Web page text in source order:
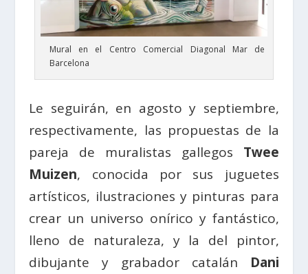
Mural en el Centro Comercial Diagonal Mar de
Barcelona
Le seguirán, en agosto y septiembre,
respectivamente, las propuestas de la
pareja de muralistas gallegos Twee
Muizen, conocida por sus juguetes
artísticos, ilustraciones y pinturas para
crear un universo onírico y fantástico,
lleno de naturaleza, y la del pintor,
dibujante y grabador catalán Dani